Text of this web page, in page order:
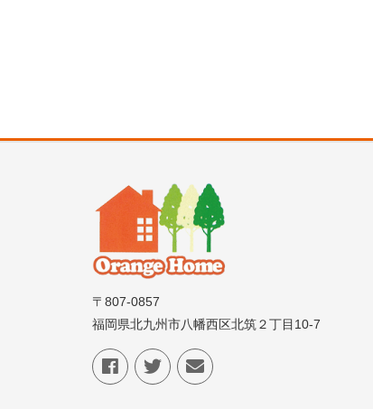
〒807-0857
福岡県北九州市八幡西区北筑２丁目10-7